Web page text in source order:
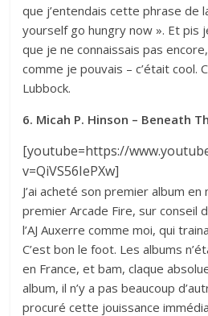
que j’entendais cette phrase de
yourself go hungry now ». Et pis
que je ne connaissais pas encore,
comme je pouvais – c’était cool.
Lubbock.
6. Micah P. Hinson – Beneath
[youtube=https://
v=QiVS56IePXw]
J’ai acheté son premier album
premier Arcade Fire, sur conseil
l’AJ Auxerre comme moi, qui
C’est bon le foot. Les albums
en France, et bam, claque
album, il n’y a pas beaucoup
procuré cette jouissance